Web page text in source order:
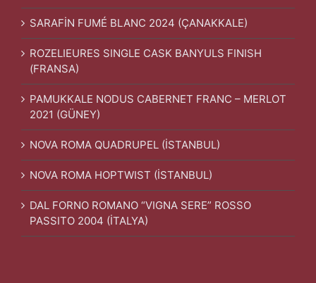
SARAFİN FUMÉ BLANC 2024 (ÇANAKKALE)
ROZELIEURES SINGLE CASK BANYULS FINISH
(FRANSA)
PAMUKKALE NODUS CABERNET FRANC – MERLOT
2021 (GÜNEY)
NOVA ROMA QUADRUPEL (İSTANBUL)
NOVA ROMA HOPTWIST (İSTANBUL)
DAL FORNO ROMANO “VIGNA SERE” ROSSO
PASSITO 2004 (İTALYA)